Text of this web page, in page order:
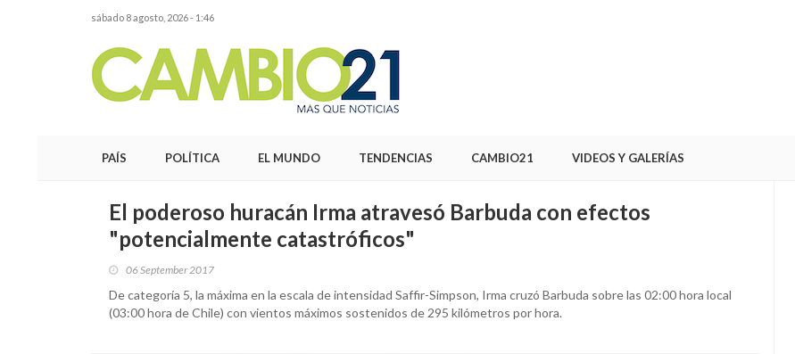
sábado 8 agosto, 2026 - 1:46
PAÍS POLÍTICA EL MUNDO TENDENCIAS CAMBIO21 VIDEOS Y GALERÍAS
El poderoso huracán Irma atravesó Barbuda con efectos
"potencialmente catastróficos"
06 September 2017
De categoría 5, la máxima en la escala de intensidad Saffir-Simpson, Irma cruzó Barbuda sobre las 02:00 hora local
(03:00 hora de Chile) con vientos máximos sostenidos de 295 kilómetros por hora.